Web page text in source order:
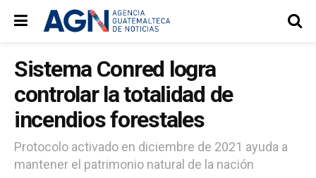
Sistema Conred logra
controlar la totalidad de
incendios forestales
Protocolo activado en diciembre de 2021 ayuda a
mantener el patrimonio natural de la nación